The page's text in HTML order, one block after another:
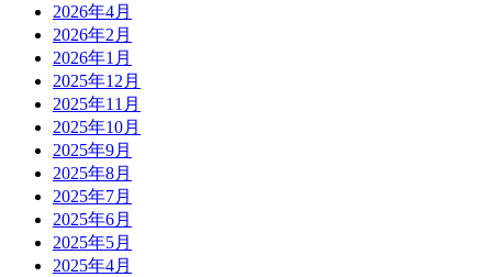
2026年4月
2026年2月
2026年1月
2025年12月
2025年11月
2025年10月
2025年9月
2025年8月
2025年7月
2025年6月
2025年5月
2025年4月